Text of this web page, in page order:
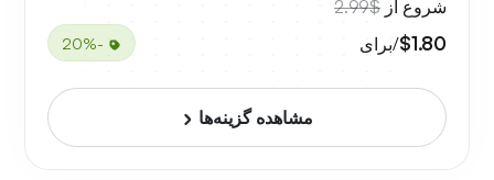
شروع از $2.99
$1.80/برای -20%
مشاهده گزینه‌ها